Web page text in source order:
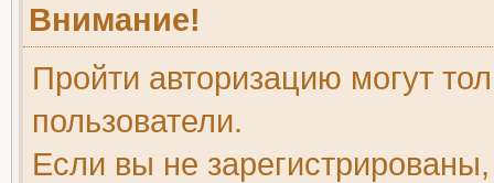
Внимание!
Пройти авторизацию могут
пользователи.
Если вы не